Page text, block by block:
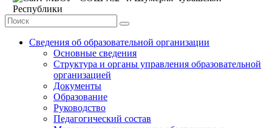
Сведения об образовательной организации
Основные сведения
Структура и органы управления образовательной
организацией
Документы
Образование
Руководство
Педагогический состав